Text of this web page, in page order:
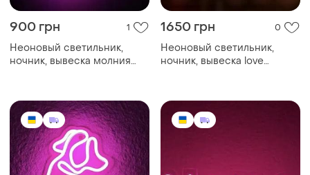
900 грн 1
Неоновый светильник,
ночник, вывеска молния
1650 грн 0
Неоновый светильник,
ночник, вывеска love